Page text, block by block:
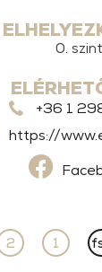
0. szint
+36 1
https://
2 1